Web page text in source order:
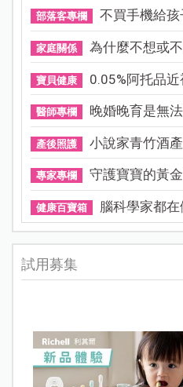
部落客專欄 不買手機給
家庭關係 為什麼不想或
寶貝健康 0.05%阿托品
醫師專欄 晚婚晚育是無
產後照護 小說家青竹酒
專家專欄 守護寶寶的黃
健康百寶箱 腦科學家都
試用募集